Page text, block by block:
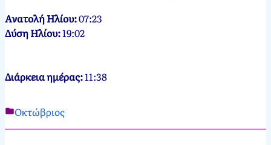
Ανατολή Ηλίου:07:23
Δύση Ηλίου:19:02
Διάρκεια ημέρας:11:38
Νεκτάριος
6
Οκτώβριος